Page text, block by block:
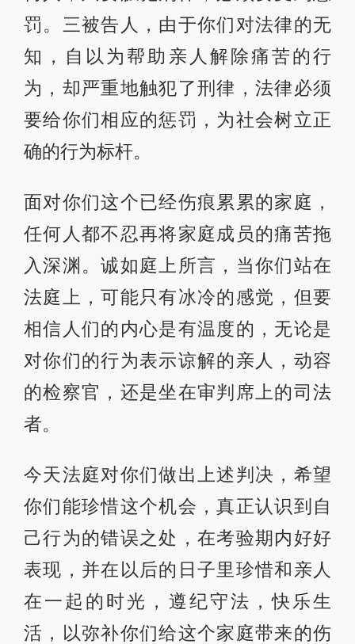
罚。三被告人，由于你们对法律的无
知，自以为帮助亲人解除痛苦的行
为，却严重地触犯了刑律，法律必须
要给你们相应的惩罚，为社会树立正
确的行为标杆。
面对你们这个已经伤痕累累的家庭，
任何人都不忍再将家庭成员的痛苦拖
入深渊。诚如庭上所言，当你们站在
法庭上，可能只有冰冷的感觉，但要
相信人们的内心是有温度的，无论是
对你们的行为表示谅解的亲人，动容
的检察官，还是坐在审判席上的司法
者。
今天法庭对你们做出上述判决，希望
你们能珍惜这个机会，真正认识到自
己行为的错误之处，在考验期内好好
表现，并在以后的日子里珍惜和亲人
在一起的时光，遵纪守法，快乐生
活，以弥补你们给这个家庭带来的伤